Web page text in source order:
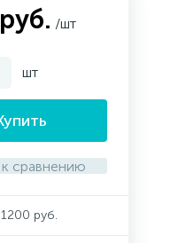
/шт
шт
сравнению
руб.